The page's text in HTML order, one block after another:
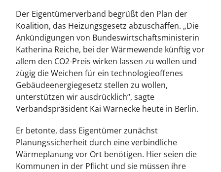
News
Kontakt
Der Eigentümerverband begrüßt den Plan der
Koalition, das Heizungsgesetz abzuschaffen. „Die
Ankündigungen von Bundeswirtschaftsministerin
Katherina Reiche, bei der Wärmewende künftig vor
allem den CO2-Preis wirken lassen zu wollen und
zügig die Weichen für ein technologieoffenes
Gebäudeenergiegesetz stellen zu wollen,
unterstützen wir ausdrücklich“, sagte
Verbandspräsident Kai Warnecke heute in Berlin.
Er betonte, dass Eigentümer zunächst
Planungssicherheit durch eine verbindliche
Wärmeplanung vor Ort benötigen. Hier seien die
Kommunen in der Pflicht und sie müssen ihre